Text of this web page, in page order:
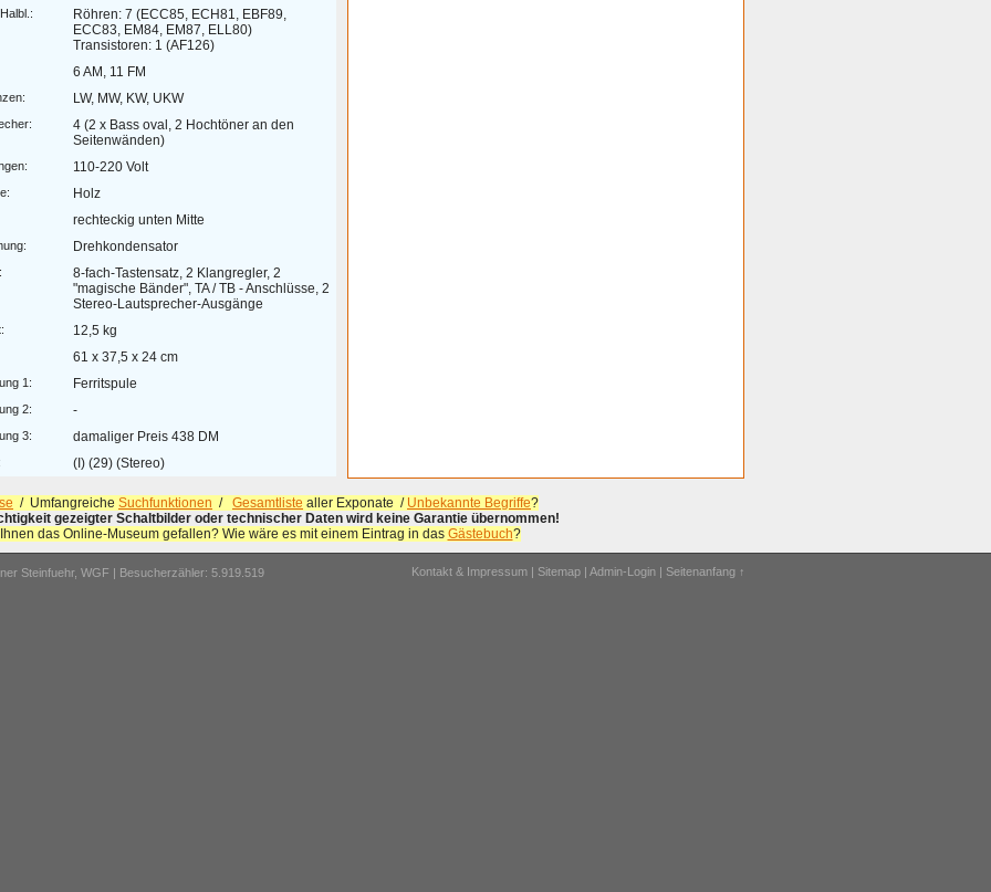
Röhren: 7 (ECC85, ECH81, EBF89,
ECC83, EM84, EM87, ELL80)
Transistoren: 1 (AF126)
6 AM, 11 FM
LW, MW, KW, UKW
4 (2 x Bass oval, 2 Hochtöner an den
Seitenwänden)
110-220 Volt
Holz
rechteckig unten Mitte
Drehkondensator
8-fach-Tastensatz, 2 Klangregler, 2
"magische Bänder", TA / TB - Anschlüsse, 2
Stereo-Lautsprecher-Ausgänge
12,5 kg
61 x 37,5 x 24 cm
1: Ferritspule
2: -
3: damaliger Preis 438 DM
(I) (29) (Stereo)
/ Umfangreiche Suchfunktionen / Gesamtliste aller Exponate / Unbekannte Begriffe?
gezeigter Schaltbilder oder technischer Daten wird keine Garantie übernommen!
das Online-Museum gefallen? Wie wäre es mit einem Eintrag in das Gästebuch?
Steinfuehr, WGF | Besucherzähler: 5.919.519 Kontakt & Impressum | Sitemap | Admin-Login | Seitenanfang ↑